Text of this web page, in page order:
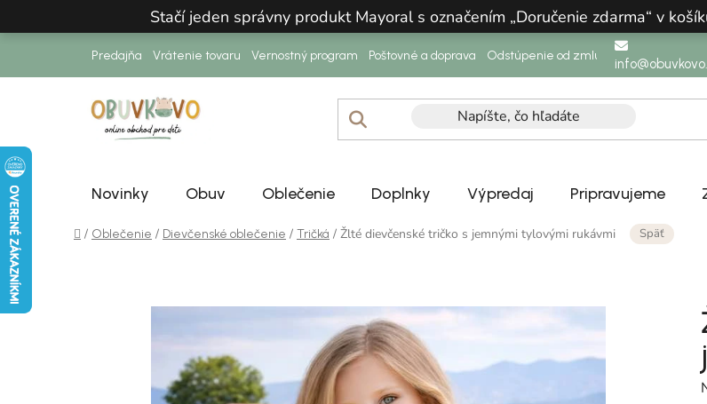
Stačí jeden správny produkt Mayoral s označením „Doručenie zdarma“ v
Predajňa Vrátenie tovaru Vernostný program Poštovné a doprava Odstúpenie od zmluvy
Novinky Obuv Oblečenie Doplnky Výpredaj Pripravujeme
Domov
/ Oblečenie / Dievčenské oblečenie / Tričká / Žlté dievčenské tričko s jemnými tylovými rukávmi Späť